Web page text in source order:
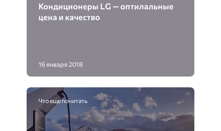
Кондиционеры LG — оптилальные
цена и качество
16 января 2018
Что еще почитать